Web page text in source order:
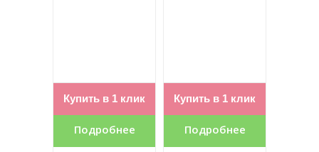
Купить в 1 клик
Подробнее
Купить в 1 клик
Подробнее